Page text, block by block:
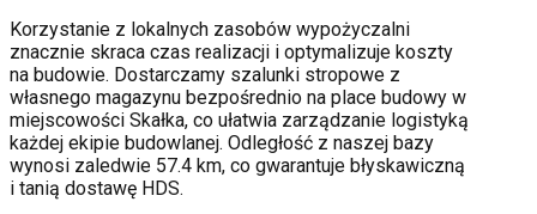
Korzystanie z lokalnych zasobów wypożyczalni
znacznie skraca czas realizacji i optymalizuje koszty
na budowie. Dostarczamy szalunki stropowe z
własnego magazynu bezpośrednio na place budowy w
miejscowości Skałka, co ułatwia zarządzanie logistyką
każdej ekipie budowlanej. Odległość z naszej bazy
wynosi zaledwie 57.4 km, co gwarantuje błyskawiczną
i tanią dostawę HDS.